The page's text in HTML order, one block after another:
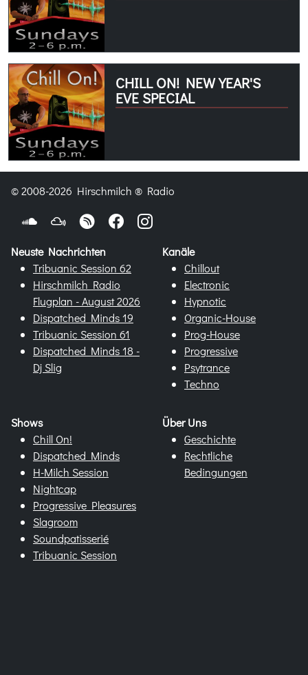
CHILL ON! NEW YEAR'S
EVE SPECIAL
© 2008-2026 Hirschmilch ® Radio
Neuste Nachrichten
Tribuanic Session 62
Hirschmilch Radio
Flugplan - August 2026
Dispatched Minds 19
Tribuanic Session 61
Dispatched Minds 18 -
Dj Slig
Kanäle
Chillout
Electronic
Hypnotic
Organic-House
Prog-House
Progressive
Psytrance
Techno
Shows
Chill On!
Dispatched Minds
H-Milch Session
Nightcap
Progressive Pleasures
Slagroom
Soundpatisserié
Tribuanic Session
Über Uns
Geschichte
Rechtliche
Bedingungen